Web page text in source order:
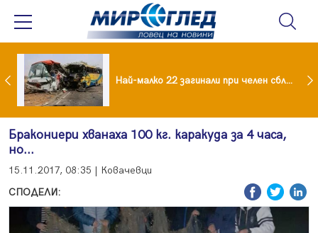
споразумение със САЩ , но без компромиси Най-малко 22 загинали при челен сблъсък между два автобуса
Бракониери хванаха 100 кг. каракуда за 4 часа,
но...
15.11.2017, 08:35 | Ковачевци
СПОДЕЛИ: